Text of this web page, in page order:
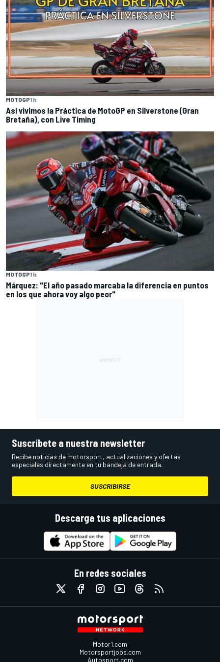
MOTOGP1 h
Así vivimos la Práctica de MotoGP en Silverstone (Gran
Bretaña), con Live Timing
MOTOGP1 h
Márquez: "El año pasado marcaba la diferencia en puntos
en los que ahora voy algo peor"
Suscríbete a nuestra newsletter
Recibe noticias de motorsport, actualizaciones y ofertas
especiales directamente en tu bandeja de entrada.
SUSCRIBIRSE
Descarga tus aplicaciones
En redes sociales
Motor1.com
Motorsportjobs.com
Autosport.com